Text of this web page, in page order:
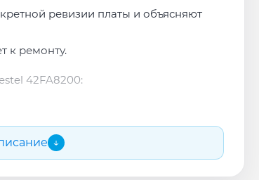
ревизии платы и объясняют
к ремонту.
42FA8200:
↓